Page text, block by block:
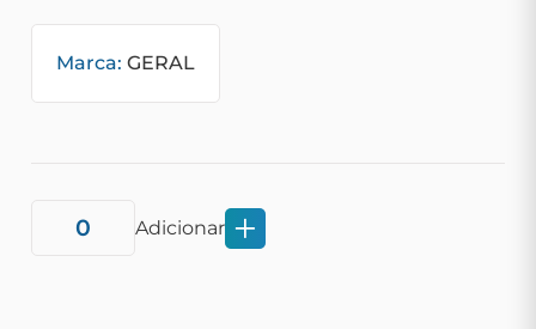
Marca: GERAL
Adicionar